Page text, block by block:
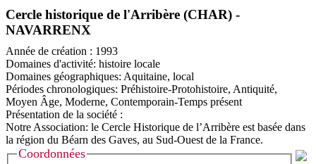
Cercle historique de l'Arribère (CHAR) -
NAVARRENX
Année de création : 1993
Domaines d'activité: histoire locale
Domaines géographiques: Aquitaine, local
Périodes chronologiques: Préhistoire-Protohistoire, Antiquité,
Moyen Âge, Moderne, Contemporain-Temps présent
Présentation de la société :
Notre Association: le Cercle Historique de l’Arribère est basée dans
la région du Béarn des Gaves, au Sud-Ouest de la France.
Coordonnées